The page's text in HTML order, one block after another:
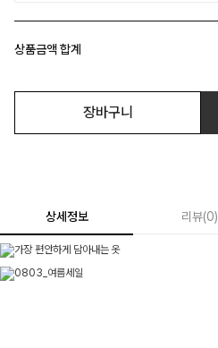
상품금액 합계
장바구니
상세정보 리뷰(0)